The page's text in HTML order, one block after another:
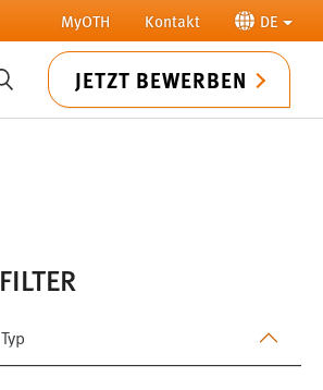
MyOTH Kontakt DE
SUCHE JETZT BEWERBEN
FILTER
Typ